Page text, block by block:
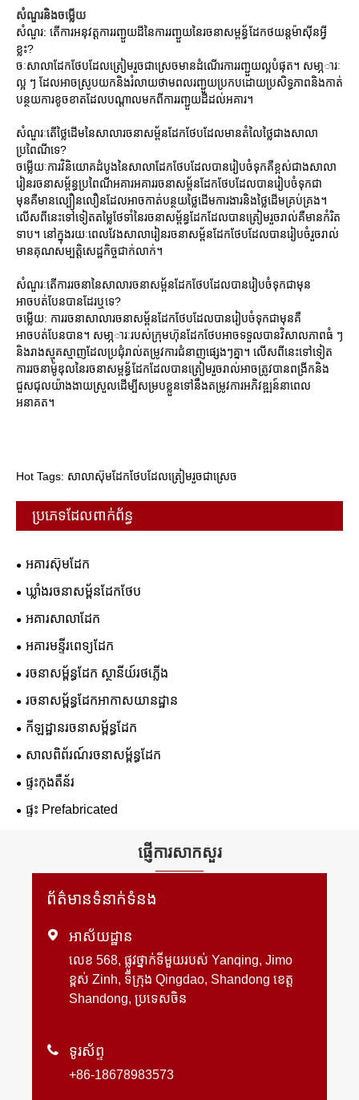
សំណួរនិងចម្លើយ
សំណួរ: តើការអនុវត្តការរញ្ជួយដីនៃការរញ្ជួយនៃរចនាសម្ពន្ធ័ដែកថយន្តម៉ាស៊ីនអ្វី
ខ្លះ?
ចៈសាលាដែកថែបដែលត្រៀមរួចជាស្រេចមានដំណើរការរញ្ជួយល្អបំផុត។ សមា្ភារៈ
ល្អ ៗ ដែលអាចស្រូបយកនិងរំលាយថាមពលរញ្ជួយប្រកបដោយប្រសិទ្ធភាពនិងកាត់
បន្ថយការខូចខាតដែលបណ្តាលមកពីការរញ្ជួយដីដល់អគារ។
សំណួរៈតើថ្លៃដើមនៃសាលារចនាសម្ព័នដែកថែបដែលមានតំលៃថ្លៃជាងសាលា
ប្រពៃណីទេ?
ចម្លើយៈការវិនិយោគដំបូងនៃសាលាដែកថែបដែលបានរៀបចំទុកគឺខ្ពស់ជាងសាលា
រៀនរចនាសម្ព័ន្ធប្រពៃណីអគារអគាររចនាសម្ព័នដែកថែបដែលបានរៀបចំទុកជា
មុនគឺមានល្បឿនលឿនដែលអាចកាត់បន្ថយថ្លៃដើមការងារនិងថ្លៃដើមគ្រប់គ្រង។
លើសពីនេះទៅទៀតតម្លៃថែទាំនៃរចនាសម្ព័ន្ធដែកដែលបានត្រៀមរួចរាល់គឺមានកំរិត
ទាប។ នៅក្នុងរយៈពេលវែងសាលារៀនរចនាសម្ព័នដែកថែបដែលបានរៀបចំរួចរាល់
មានគុណសម្បត្តិសេដ្ឋកិច្ចជាក់លាក់។
សំណួរៈតើការរចនានៃសាលារចនាសម្ព័នដែកថែបដែលបានរៀបចំទុកជាមុន
អាចបត់បែនបានដែរឬទេ?
ចម្លើយ: ការរចនាសាលារចនាសម្ព័នដែកថែបដែលបានរៀបចំទុកជាមុនគឺ
អាចបត់បែនបាន។ សមា្ភារៈរបស់ក្រុមហ៊ុនដែកថែបអាចទទួលបានវិសាលភាពធំ ៗ
និងរាងស្មុគស្មាញដែលប្រជុំរាល់តម្រូវការជំនាញផ្សេងៗគ្នា។ លើសពីនេះទៅទៀត
ការរចនាម៉ូឌុលនៃរចនាសម្ពន្ធ័ដែកដែលបានត្រៀមរួចរាល់អាចត្រូវបានពង្រីកនិង
ជួសជុលយ៉ាងងាយស្រួលដើម្បីសម្របខ្លួនទៅនឹងតម្រូវការអភិវឌ្ឍន៍នាពេល
អនាគត។
Hot Tags: សាលាស៊ុមដែកថែបដែលត្រៀមរួចជាស្រេច
ប្រភេទដែលពាក់ព័ន្ធ
អគារស៊ុមដែក
ឃ្លាំងរចនាសម្ព័នដែកថែប
អគារសាលាដែក
អគារមន្ទីរពេទ្យដែក
រចនាសម្ព័ន្ធដែក ស្ថានីយ៍រថភ្លើង
រចនាសម្ព័ន្ធដែកអាកាសយានដ្ឋាន
កីឡដ្ឋានរចនាសម្ព័ន្ធដែក
សាលពិព័រណ៍រចនាសម្ព័ន្ធដែក
ផ្ទះកុងតឺន័រ
ផ្ទះ Prefabricated
ផ្ញើការសាកសួរ
ព័ត៌មានទំនាក់ទំនង
 អាស័យដ្ឋាន
លេខ 568, ផ្លូវថ្នាក់ទីមួយរបស់ Yanqing, Jimo
ខ្ពស់ Zinh, ទីក្រុង Qingdao, Shandong ខេត្ត
Shandong, ប្រទេសចិន
 ទូរស័ព្ទ
+86-18678983573